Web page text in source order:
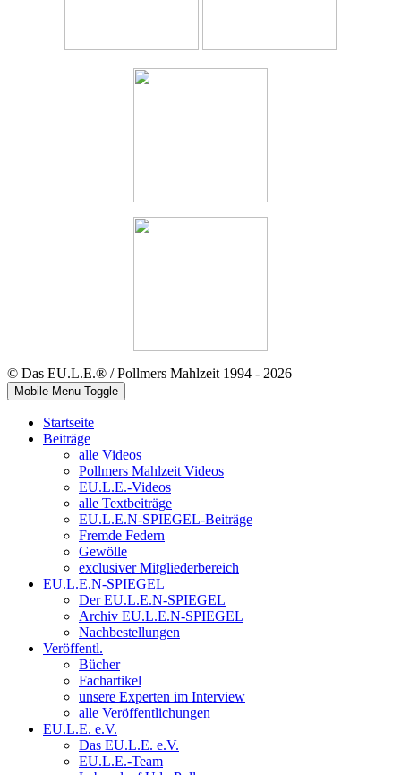
© Das EU.L.E.® / Pollmers Mahlzeit 1994 - 2026
Mobile Menu Toggle
Startseite
Beiträge
alle Videos
Pollmers Mahlzeit Videos
EU.L.E.-Videos
alle Textbeiträge
EU.L.E.N-SPIEGEL-Beiträge
Fremde Federn
Gewölle
exclusiver Mitgliederbereich
EU.L.E.N-SPIEGEL
Der EU.L.E.N-SPIEGEL
Archiv EU.L.E.N-SPIEGEL
Nachbestellungen
Veröffentl.
Bücher
Fachartikel
unsere Experten im Interview
alle Veröffentlichungen
EU.L.E. e.V.
Das EU.L.E. e.V.
EU.L.E.-Team